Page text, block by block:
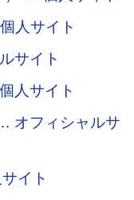
個人サイト
サイト
個人サイト
オフィシャルサ
イト